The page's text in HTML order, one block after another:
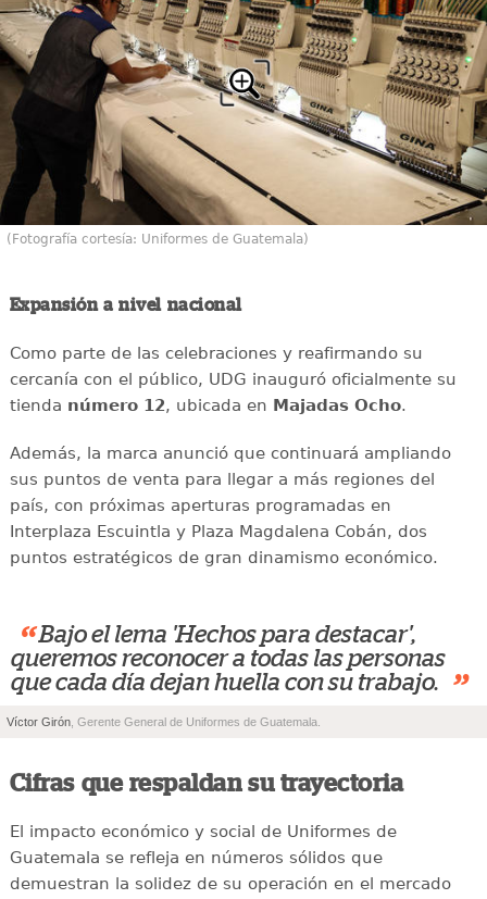
(Fotografía cortesía: Uniformes de Guatemala)
Expansión a nivel nacional
Como parte de las celebraciones y reafirmando su
cercanía con el público, UDG inauguró oficialmente su
tienda número 12, ubicada en Majadas Ocho.
Además, la marca anunció que continuará ampliando
sus puntos de venta para llegar a más regiones del
país, con próximas aperturas programadas en
Interplaza Escuintla y Plaza Magdalena Cobán, dos
puntos estratégicos de gran dinamismo económico.
“ Bajo el lema 'Hechos para destacar',
queremos reconocer a todas las personas
que cada día dejan huella con su trabajo.
”
Víctor Girón , Gerente General de Uniformes de Guatemala.
Cifras que respaldan su trayectoria
El impacto económico y social de Uniformes de
Guatemala se refleja en números sólidos que
demuestran la solidez de su operación en el mercado